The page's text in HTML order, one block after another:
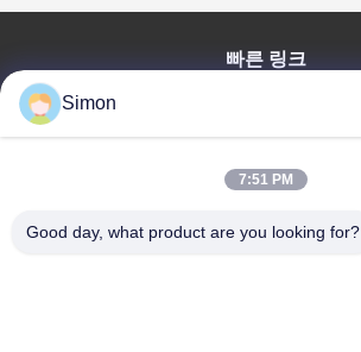
빠른 링크
제품
비디오
블로그
Simon
7:51 PM
Good day, what product are you looking for?